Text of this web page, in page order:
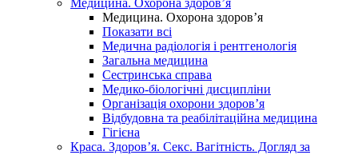
Медицина. Охорона здоров’я
Медицина. Охорона здоров’я
Показати всі
Медична радіологія і рентгенологія
Загальна медицина
Сестринська справа
Медико-біологічні дисципліни
Організація охорони здоров’я
Відбудовна та реабілітаційна медицина
Гігієна
Краса. Здоров’я. Секс. Вагітність. Догляд за